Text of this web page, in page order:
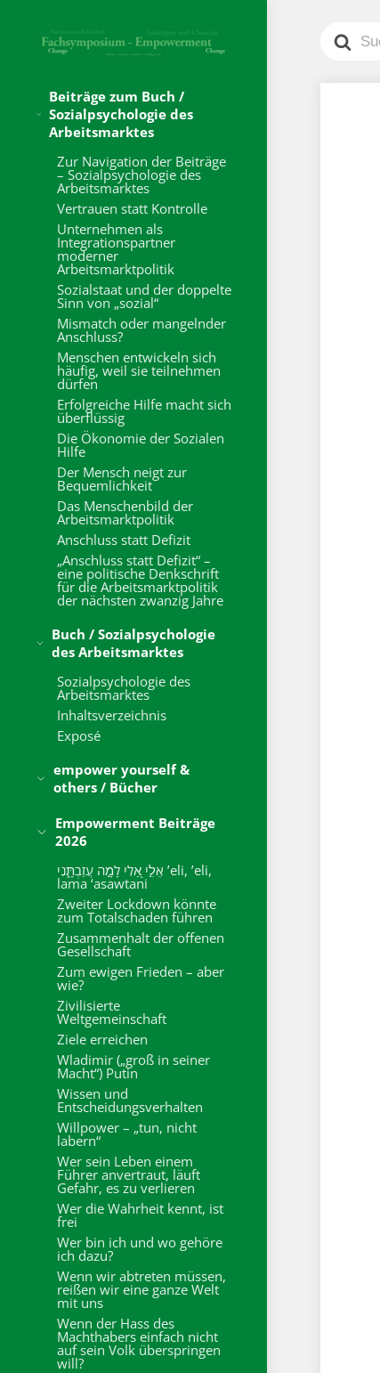
Beiträge zum Buch /
Sozialpsychologie des
Arbeitsmarktes
Zur Navigation der Beiträge
– Sozialpsychologie des
Arbeitsmarktes
Vertrauen statt Kontrolle
Unternehmen als
Integrationspartner
moderner
Arbeitsmarktpolitik
Sozialstaat und der doppelte
Sinn von „sozial“
Mismatch oder mangelnder
Anschluss?
Menschen entwickeln sich
häufig, weil sie teilnehmen
dürfen
Erfolgreiche Hilfe macht sich
überflüssig
Die Ökonomie der Sozialen
Hilfe
Der Mensch neigt zur
Bequemlichkeit
Das Menschenbild der
Arbeitsmarktpolitik
Anschluss statt Defizit
„Anschluss statt Defizit“ –
eine politische Denkschrift
für die Arbeitsmarktpolitik
der nächsten zwanzig Jahre
Buch / Sozialpsychologie
des Arbeitsmarktes
Sozialpsychologie des
Arbeitsmarktes
Inhaltsverzeichnis
Exposé
empower yourself &
others / Bücher
Empowerment Beiträge
2026
אֵלִ֣י אֵ֭לִי לָמָ֣ה עֲזַבְתָּ֑נִי ’eli, ’eli,
lama ‘asawtani
Zweiter Lockdown könnte
zum Totalschaden führen
Zusammenhalt der offenen
Gesellschaft
Zum ewigen Frieden – aber
wie?
Zivilisierte
Weltgemeinschaft
Ziele erreichen
Wladimir („groß in seiner
Macht“) Putin
Wissen und
Entscheidungsverhalten
Willpower – „tun, nicht
labern“
Wer sein Leben einem
Führer anvertraut, läuft
Gefahr, es zu verlieren
Wer die Wahrheit kennt, ist
frei
Wer bin ich und wo gehöre
ich dazu?
Wenn wir abtreten müssen,
reißen wir eine ganze Welt
mit uns
Wenn der Hass des
Machthabers einfach nicht
auf sein Volk überspringen
will?
Search
For